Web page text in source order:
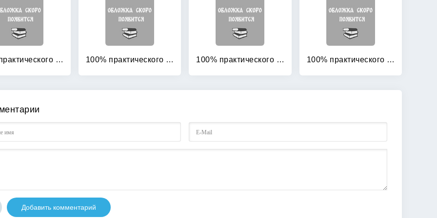
100% практического бюджетирования: Книга 3. Финансовая модель бюджетирования 100% практического бюджетирования: Книга 5. Роль финансовой дирекции в бюджетировании 100% практического бюджетирования: Книга 8. Технология постановки бюджетирования в компании 100% практического бюджетирования: Книга 8. Технология постановки бюджетирования в компании